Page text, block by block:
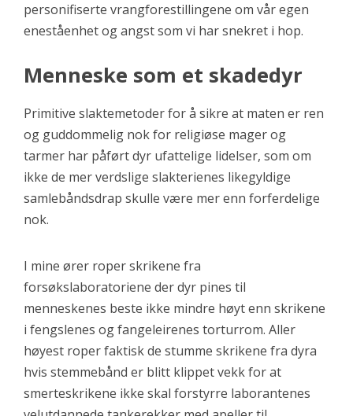
personifiserte vrangforestillingene om vår egen
eneståenhet og angst som vi har snekret i hop.
Menneske som et skadedyr
Primitive slaktemetoder for å sikre at maten er ren
og guddommelig nok for religiøse mager og
tarmer har påført dyr ufattelige lidelser, som om
ikke de mer verdslige slakterienes likegyldige
samlebåndsdrap skulle være mer enn forferdelige
nok.
I mine ører roper skrikene fra
forsøkslaboratoriene der dyr pines til
menneskenes beste ikke mindre høyt enn skrikene
i fengslenes og fangeleirenes torturrom. Aller
høyest roper faktisk de stumme skrikene fra dyra
hvis stemmebånd er blitt klippet vekk for at
smerteskrikene ikke skal forstyrre laborantenes